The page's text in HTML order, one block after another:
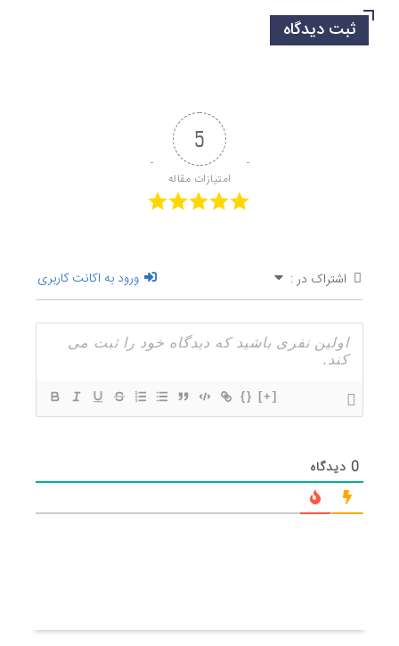
ثبت دیدگاه
5
امتیازات مقاله
اشتراک در : ورود به اکانت کاربری
{} [+]
0 دیدگاه